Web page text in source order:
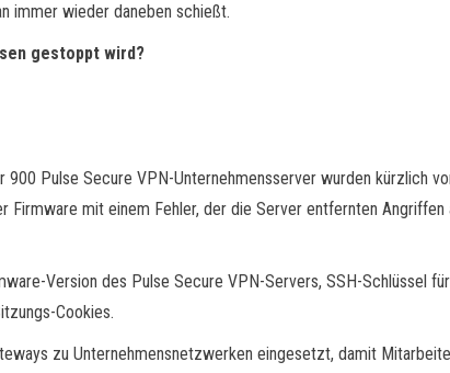
immer wieder daneben schießt.
gestoppt wird?
Pulse Secure VPN-Unternehmensserver wurden kürzlich
Firmware mit einem Fehler, der die Server entfernten
Version des Pulse Secure VPN-Servers, SSH-Schlüssel
Cookies.
zu Unternehmensnetzwerken eingesetzt, damit